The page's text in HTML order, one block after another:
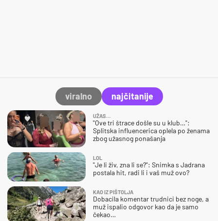
viralno najčitanije
UŽAS…
"Ove tri štrace došle su u klub…":
Splitska influencerica oplela po ženama
zbog užasnog ponašanja
LOL
"Je li živ, zna li se?": Snimka s Jadrana
postala hit, radi li i vaš muž ovo?
KAO IZ PIŠTOLJA
Dobacila komentar trudnici bez noge, a
muž ispalio odgovor kao da je samo
čekao…